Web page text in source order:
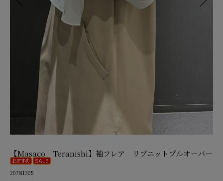
【Masaco Teranishi】袖フレア リブニットプルオーバー
20781305